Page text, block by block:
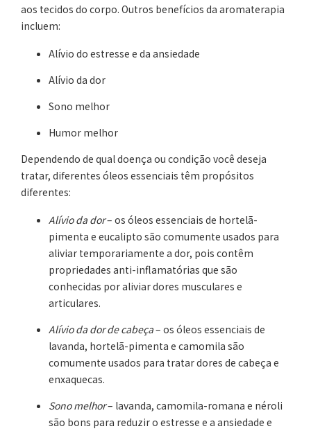
aos tecidos do corpo. Outros benefícios da aromaterapia
incluem:
Alívio do estresse e da ansiedade
Alívio da dor
Sono melhor
Humor melhor
Dependendo de qual doença ou condição você deseja
tratar, diferentes óleos essenciais têm propósitos
diferentes:
Alívio da dor– os óleos essenciais de hortelã-
pimenta e eucalipto são comumente usados para
aliviar temporariamente a dor, pois contêm
propriedades anti-inflamatórias que são
conhecidas por aliviar dores musculares e
articulares.
Alívio da dor de cabeça– os óleos essenciais de
lavanda, hortelã-pimenta e camomila são
comumente usados para tratar dores de cabeça e
enxaquecas.
Sono melhor– lavanda, camomila-romana e néroli
são bons para reduzir o estresse e a ansiedade e